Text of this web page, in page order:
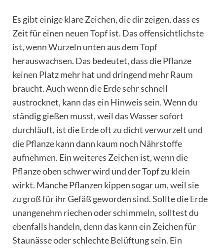
Es gibt einige klare Zeichen, die dir zeigen, dass es
Zeit für einen neuen Topf ist. Das offensichtlichste
ist, wenn Wurzeln unten aus dem Topf
herauswachsen. Das bedeutet, dass die Pflanze
keinen Platz mehr hat und dringend mehr Raum
braucht. Auch wenn die Erde sehr schnell
austrocknet, kann das ein Hinweis sein. Wenn du
ständig gießen musst, weil das Wasser sofort
durchläuft, ist die Erde oft zu dicht verwurzelt und
die Pflanze kann dann kaum noch Nährstoffe
aufnehmen. Ein weiteres Zeichen ist, wenn die
Pflanze oben schwer wird und der Topf zu klein
wirkt. Manche Pflanzen kippen sogar um, weil sie
zu groß für ihr Gefäß geworden sind. Sollte die Erde
unangenehm riechen oder schimmeln, solltest du
ebenfalls handeln, denn das kann ein Zeichen für
Staunässe oder schlechte Belüftung sein. Ein